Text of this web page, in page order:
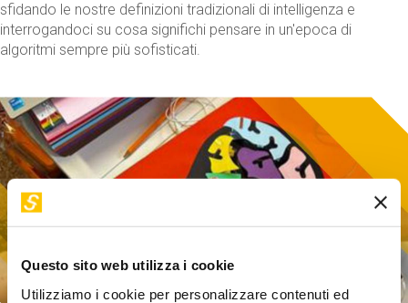
Questo sito web utilizza i cookie
Utilizziamo i cookie per personalizzare contenuti ed
sfidando le nostre definizioni tradizionali di intelligenza e
interrogandoci su cosa significhi pensare in un'epoca di
algoritmi sempre più sofisticati.